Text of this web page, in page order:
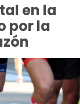
en la
por la